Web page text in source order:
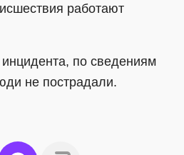
работают
по сведениям
не пострадали.